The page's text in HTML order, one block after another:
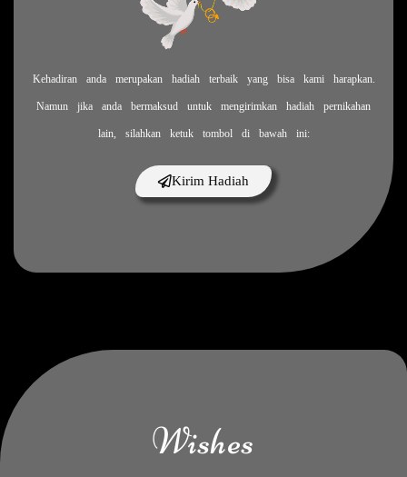
Suci & Abey
Kepada Yth.
Buka Undangan
Kehadiran anda merupakan hadiah terbaik yang bisa kami harapkan.
Namun jika anda bermaksud untuk mengirimkan hadiah pernikahan
lain, silahkan ketuk tombol di bawah ini:
Kirim Hadiah
Wishes